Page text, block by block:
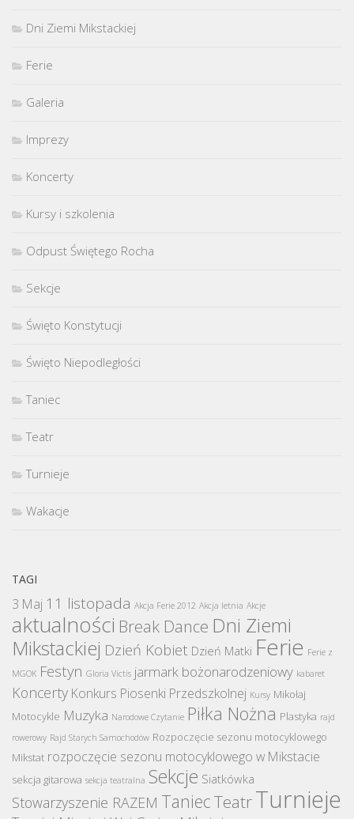
Dni Ziemi Mikstackiej
Ferie
Galeria
Imprezy
Koncerty
Kursy i szkolenia
Odpust Świętego Rocha
Sekcje
Święto Konstytucji
Święto Niepodległości
Taniec
Teatr
Turnieje
Wakacje
TAGI
3 Maj 11 listopada Akcja Ferie 2012 Akcja letnia Akcje
aktualności Break Dance Dni Ziemi
Mikstackiej Dzień Kobiet Dzień Matki Ferie Ferie z
MGOK Festyn Gloria Victis jarmark bożonarodzeniowy kabaret
Koncerty Konkurs Piosenki Przedszkolnej Kursy Mikołaj
Motocykle Muzyka Narodowe Czytanie Piłka Nożna Plastyka rajd
rowerowy Rajd Starych Samochodów Rozpoczęcie sezonu motocyklowego
Mikstat rozpoczęcie sezonu motocyklowego w Mikstacie
sekcja gitarowa sekcja teatralna Sekcje Siatkówka
Stowarzyszenie RAZEM TaniecTeatrTurnieje